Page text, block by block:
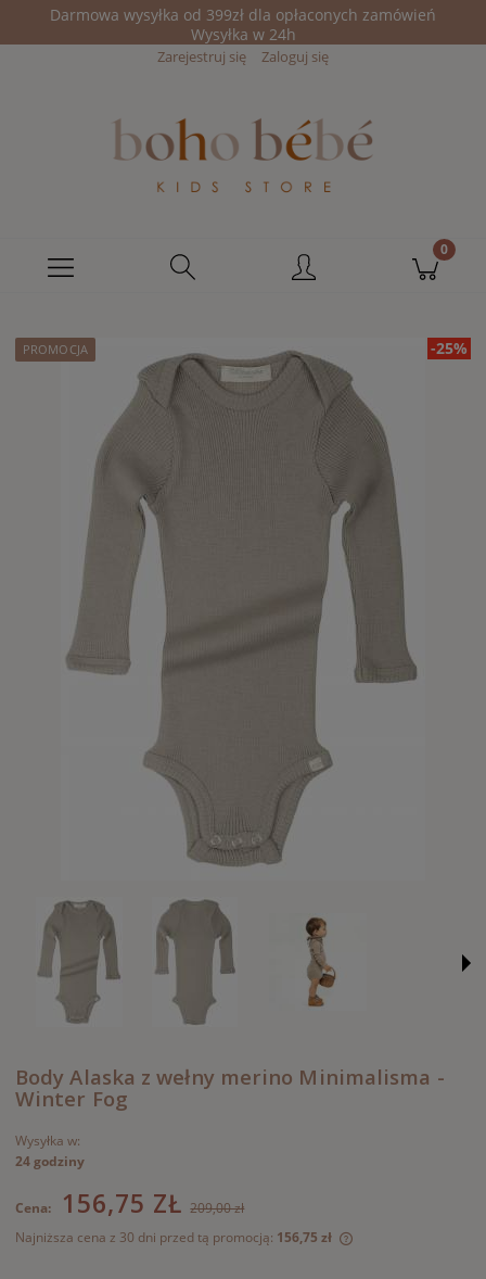
Darmowa wysyłka od 399zł dla opłaconych zamówień
Wysyłka w 24h
Zarejestruj się Zaloguj się
PROMOCJA -25%
Body Alaska z wełny merino Minimalisma -
Winter Fog
Wysyłka w:
24 godziny
Cena: 156,75 ZŁ 209,00 zł
Najniższa cena z 30 dni przed tą promocją: 156,75 zł